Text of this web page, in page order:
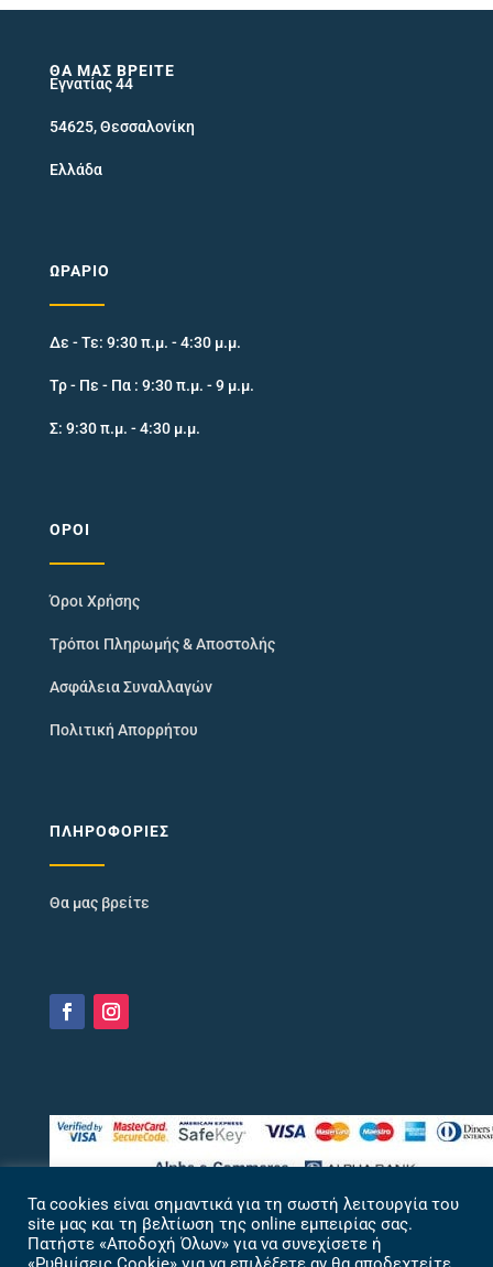
ΘΑ ΜΑΣ ΒΡΕΊΤΕ
Εγνατίας 44
54625, Θεσσαλονίκη
Ελλάδα
ΩΡΆΡΙΟ
Δε - Τε: 9:30 π.μ. - 4:30 μ.μ.
Τρ - Πε - Πα : 9:30 π.μ. - 9 μ.μ.
Σ: 9:30 π.μ. - 4:30 μ.μ.
ΌΡΟΙ
Όροι Χρήσης
Τρόποι Πληρωμής & Αποστολής
Ασφάλεια Συναλλαγών
Πολιτική Απορρήτου
ΠΛΗΡΟΦΟΡΊΕΣ
Θα μας βρείτε
Τα cookies είναι σημαντικά για τη σωστή λειτουργία του
site μας και τη βελτίωση της online εμπειρίας σας.
Πατήστε «Αποδοχή Όλων» για να συνεχίσετε ή